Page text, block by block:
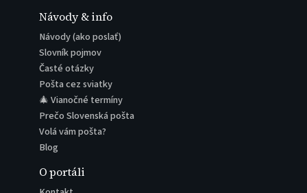
Návody & info
Návody (ako poslať)
Slovník pojmov
Časté otázky
Pošta cez sviatky
🎄 Vianočné termíny
Prečo Slovenská pošta
Volá vám pošta?
Blog
O portáli